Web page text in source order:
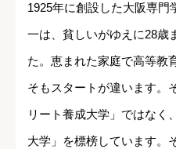
1925年に創設した大阪専門
一は、貧しいがゆえに28歳
た。恵まれた家庭で高等教
そもスタートが違います。
リート養成大学」ではなく
大学」を標榜しています。